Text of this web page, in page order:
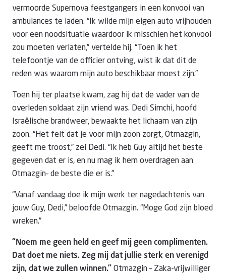
vermoorde Supernova feestgangers in een konvooi van
ambulances te laden. “Ik wilde mijn eigen auto vrijhouden
voor een noodsituatie waardoor ik misschien het konvooi
zou moeten verlaten,” vertelde hij. “Toen ik het
telefoontje van de officier ontving, wist ik dat dit de
reden was waarom mijn auto beschikbaar moest zijn.”
Toen hij ter plaatse kwam, zag hij dat de vader van de
overleden soldaat zijn vriend was. Dedi Simchi, hoofd
Israëlische brandweer, bewaakte het lichaam van zijn
zoon. “Het feit dat je voor mijn zoon zorgt, Otmazgin,
geeft me troost,” zei Dedi. “Ik heb Guy altijd het beste
gegeven dat er is, en nu mag ik hem overdragen aan
Otmazgin– de beste die er is.”
“Vanaf vandaag doe ik mijn werk ter nagedachtenis van
jouw Guy, Dedi,” beloofde Otmazgin. “Moge God zijn bloed
wreken.”
“Noem me geen held en geef mij geen complimenten.
Dat doet me niets. Zeg mij dat jullie sterk en verenigd
zijn, dat we zullen winnen.” Otmazgin – Zaka-vrijwilliger